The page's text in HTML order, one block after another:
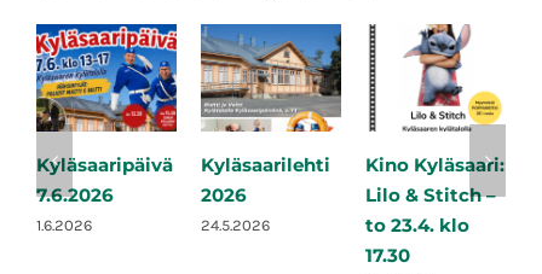
Kyläsaaripäivä
7.6.2026
1.6.2026
Kyläsaarilehti
2026
24.5.2026
Kino Kyläsaari:
Lilo & Stitch –
to 23.4. klo
17.30